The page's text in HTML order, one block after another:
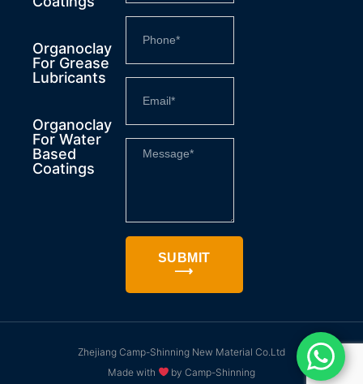
Organoclay
For Grease
Lubricants
Organoclay
For Water
Based
Coatings
SUBMIT
⟶
Zhejiang Camp-Shinning New Material Co.Ltd
Made with
by Camp-Shinning